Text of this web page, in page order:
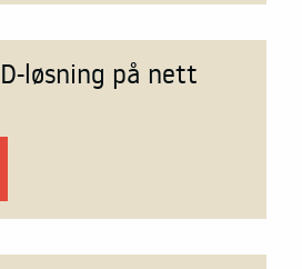
løsning på nett